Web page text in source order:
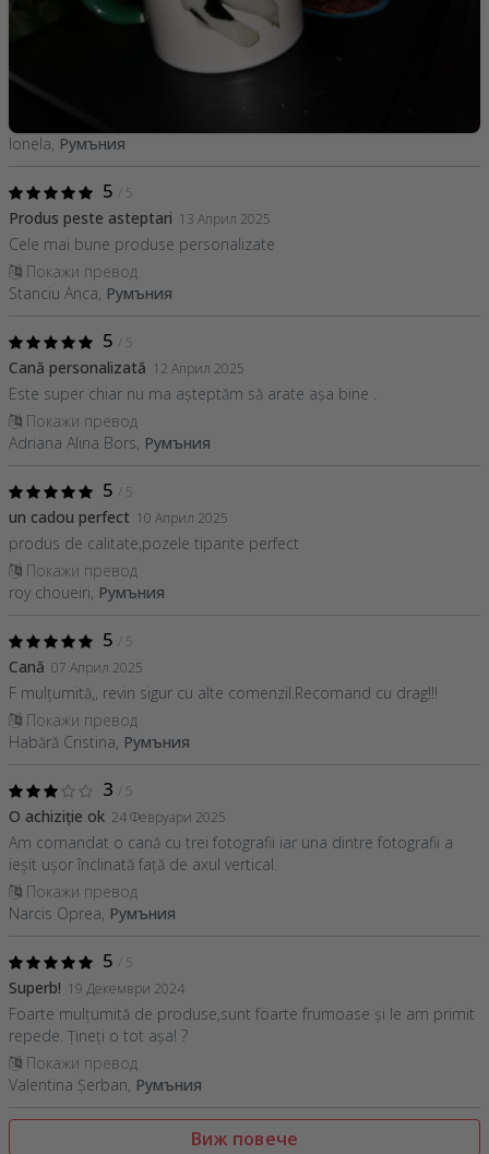
Ionela, Румъния
5 / 5
Produs peste asteptari 13 Април 2025
Cele mai bune produse personalizate
Покажи превод
Stanciu Anca, Румъния
5 / 5
Cană personalizată 12 Април 2025
Este super chiar nu ma așteptăm să arate așa bine .
Покажи превод
Adriana Alina Bors, Румъния
5 / 5
un cadou perfect 10 Април 2025
produs de calitate,pozele tiparite perfect
Покажи превод
roy choueiri, Румъния
5 / 5
Cană 07 Април 2025
F mulțumită,, revin sigur cu alte comenzil.Recomand cu drag!!!
Покажи превод
Habără Cristina, Румъния
3 / 5
O achiziție ok 24 Февруари 2025
Am comandat o cană cu trei fotografii iar una dintre fotografii a
ieșit ușor înclinată față de axul vertical.
Покажи превод
Narcis Oprea, Румъния
5 / 5
Superb! 19 Декември 2024
Foarte mulțumită de produse,sunt foarte frumoase și le am primit
repede. Țineți o tot așa! ?
Покажи превод
Valentina Șerban, Румъния
Виж повече